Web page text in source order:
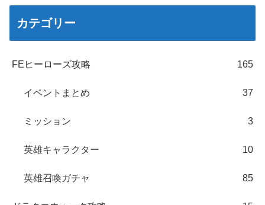
カテゴリー
FEヒーローズ攻略 165
イベントまとめ 37
ミッション 3
英雄キャラクター 10
英雄召喚ガチャ 85